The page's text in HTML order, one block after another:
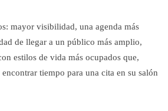
mayor visibilidad, una agenda más
de llegar a un público más amplio,
estilos de vida más ocupados que,
tiempo para una cita en su salón